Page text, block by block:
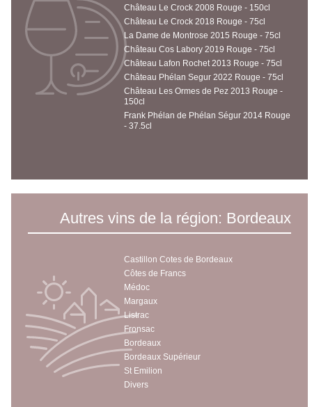
Château Le Crock 2008 Rouge - 150cl
Château Le Crock 2018 Rouge - 75cl
La Dame de Montrose 2015 Rouge - 75cl
Château Cos Labory 2019 Rouge - 75cl
Château Lafon Rochet 2013 Rouge - 75cl
Château Phélan Segur 2022 Rouge - 75cl
Château Les Ormes de Pez 2013 Rouge -
150cl
Frank Phélan de Phélan Ségur 2014 Rouge
- 37.5cl
Autres vins de la région: Bordeaux
Castillon Cotes de Bordeaux
Côtes de Francs
Médoc
Margaux
Listrac
Fronsac
Bordeaux
Bordeaux Supérieur
St Emilion
Divers